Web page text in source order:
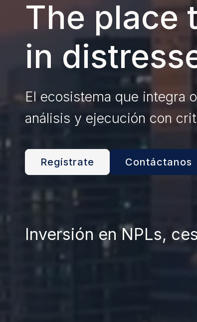
The place
in
El ecosistema que integra
análisis y ejecución con
Regístrate Contáctanos
Inversión en NPLs,